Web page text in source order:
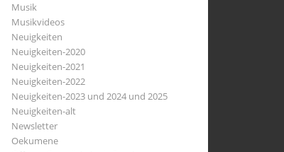
Musik
Musikvideos
Neuigkeiten
Neuigkeiten-2020
Neuigkeiten-2021
Neuigkeiten-2022
Neuigkeiten-2023 und 2024 und 2025
Neuigkeiten-alt
Newsletter
Oekumene